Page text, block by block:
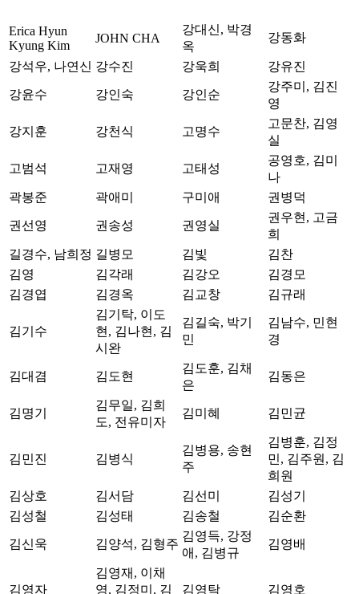
Erica Hyun
Kyung Kim
JOHN CHA
강대신, 박경
옥
강동화
강석우, 나연신 강수진 강욱희 강유진
강윤수 강인숙 강인순
강주미, 김진
영
강지훈 강천식 고명수
고문찬, 김영
실
고범석 고재영 고태성
공영호, 김미
나
곽봉준
곽애미 구미애 권병덕
권선영 권송성 권영실
권우현, 고금
희
길경수, 남희정 길병모 김빛
김찬
김영
김각래 김강오
김경모
김경엽
김경옥 김교창 김규래
김기수
김기탁, 이도
현, 김나현, 김
시완
김길숙, 박기
민
김남수, 민현
경
김대겸 김도현
김도훈, 김채
은
김동은
김명기
김무일, 김희
도, 전유미자
김미혜 김민균
김민진 김병식
김병용, 송현
주
김병훈, 김정
민, 김주원, 김
희원
김상호
김서담 김선미
김성기
김성철
김성태 김송철 김순환
김신욱 김양석, 김형주
김영득, 강정
애, 김병규
김영배
김영자
김영재, 이채
영, 김정미, 김
김영탁 김영호